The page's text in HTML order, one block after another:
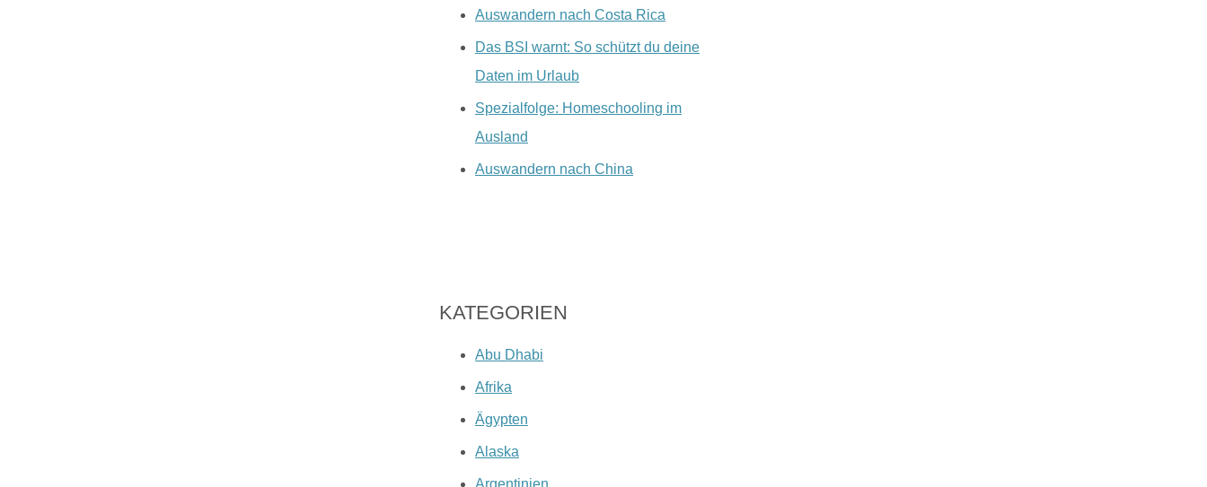
Auswandern nach Costa Rica
Das BSI warnt: So schützt du deine
Daten im Urlaub
Spezialfolge: Homeschooling im
Ausland
Auswandern nach China
KATEGORIEN
Abu Dhabi
Afrika
Ägypten
Alaska